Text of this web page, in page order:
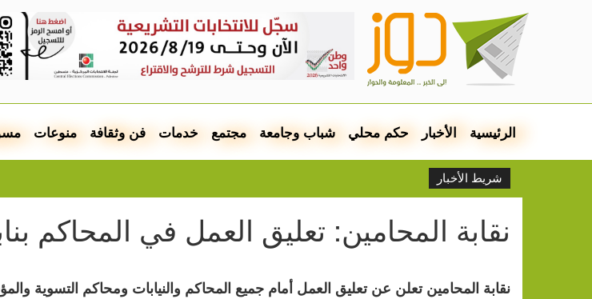
الرئيسية الأخبار حكم محلي شباب وجامعة مجتمع خدمات فن وثقافة منوعات
شريط الأخبار
نقابة المحامين: تعليق العمل في المحاكم
نقابة المحامين تعلن عن تعليق العمل أمام جميع المحاكم والنيابات ومحاكم التسوية